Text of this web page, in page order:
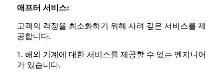
애프터 서비스:
고객의 걱정을 최소화하기 위해 사려 깊은 서비스를 제
공합니다.
1. 해외 기계에 대한 서비스를 제공할 수 있는 엔지니어
가 있습니다.